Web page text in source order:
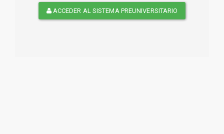
ACCEDER AL SISTEMA PREUNIVERSITARIO